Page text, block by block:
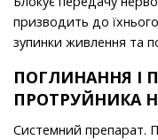
призводить до
зупинки живлення та
ПОГЛИНАННЯ І
ПРОТРУЙНИКА
Системний препарат.